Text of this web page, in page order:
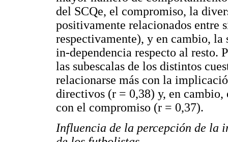
del SCQe, el compromiso, la
positivamente relacionados entre
respectivamente), y en cambio, la
in-dependencia respecto al resto.
las subescalas de los distintos
relacionarse más con la
directivos (r = 0,38) y, en cambio,
con el compromiso (r = 0,37).
Influencia de la percepción de la